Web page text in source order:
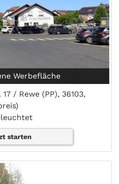
Werbefläche
/ Rewe (PP), 36103,
starten